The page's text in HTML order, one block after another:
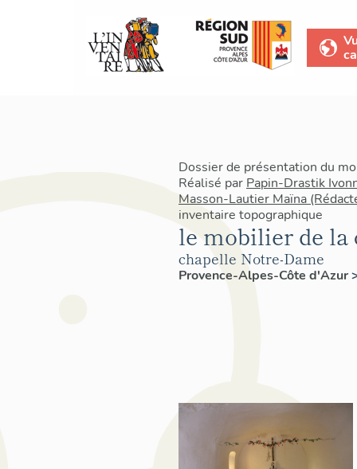
Dossier de présentation du
Réalisé par Papin-Drastik
Masson-Lautier Maïna
inventaire topographique
le mobilier de la
chapelle Notre-Dame
Provence-Alpes-Côte d'Azur